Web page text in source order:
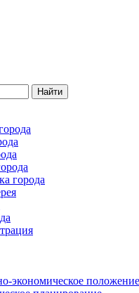
Найти
города
экономическое положение